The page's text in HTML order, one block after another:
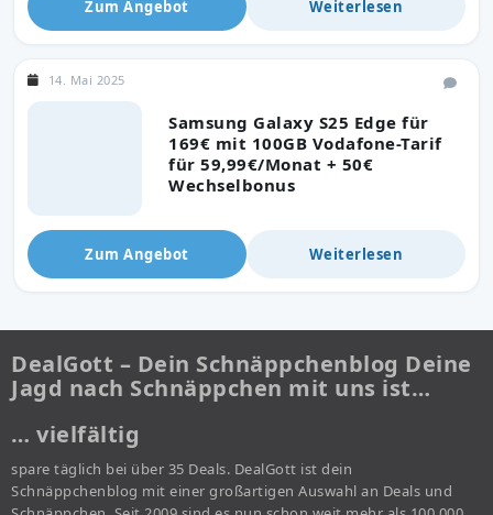
Zum Angebot Weiterlesen
Samsung Galaxy S25 Edge für
169€ mit 100GB Vodafone-Tarif
für 59,99€/Monat + 50€
Wechselbonus
14. Mai 2025
Zum Angebot Weiterlesen
DealGott – Dein Schnäppchenblog Deine
Jagd nach Schnäppchen mit uns ist…
… vielfältig
spare täglich bei über 35 Deals. DealGott ist dein
Schnäppchenblog mit einer großartigen Auswahl an Deals und